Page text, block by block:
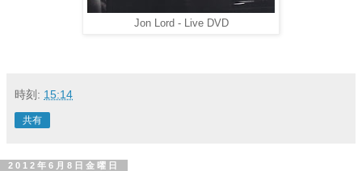
Jon Lord - Live DVD
時刻: 15:14
共有
2012年6月8日金曜日